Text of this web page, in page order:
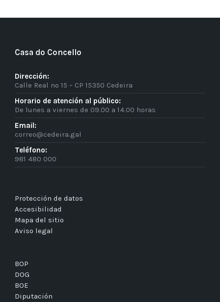
Casa do Concello
Dirección:
Calle Real nº 15 – CP 15350 Cedeira
Horario de atención al público:
De lunes a viernes de 09.00 a 14.00 horas
Email:
correo@cedeira.gal
Teléfono:
981 480 000
Protección de datos
Accesibilidad
Mapa del sitio
Aviso legal
BOP
DOG
BOE
Diputación